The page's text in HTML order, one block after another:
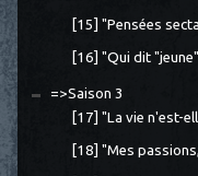
[15] "Pensées
[16] "Qui dit
=>Saison 3
[17] "La vie n'est-
[18] "Mes